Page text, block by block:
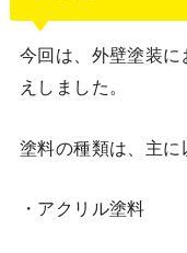
今回は、外壁塗装
えしました。
塗料の種類は、主に
・アクリル塗料